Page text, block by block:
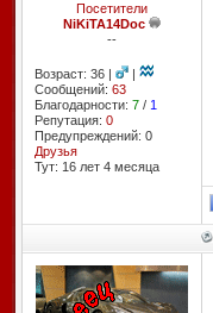
Посетители
NiKiTA14Doc
--
Возраст: 36 |
|
Сообщений: 63
Благодарности: 7/ 1
Репутация: 0
Предупреждений: 0
Друзья
Тут: 16 лет 4 месяцa